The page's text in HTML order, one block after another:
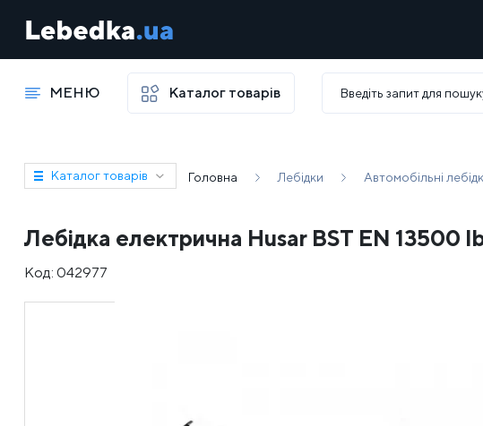
МЕНЮ Каталог товарів
Каталог товарів Головна Лебідки Автомобільні
Лебідка електрична Husar BST EN 13500
Код: 042977